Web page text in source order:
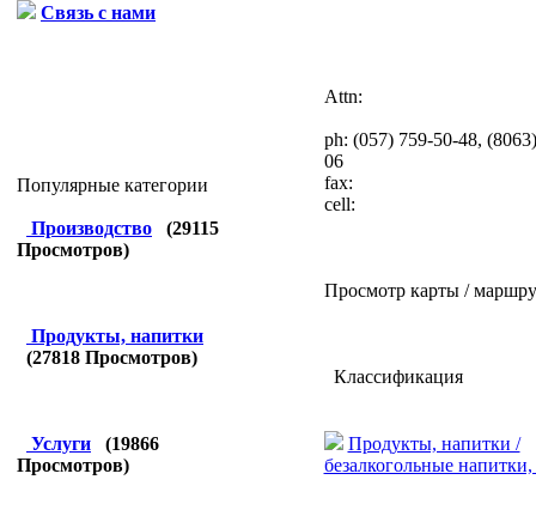
Связь с нами
Популярные категории
Производство (29115
Просмотров)
Продукты, напитки
(27818 Просмотров)
Услуги (19866
Просмотров)
Attn:
ph: (057) 759-50-48,
06
fax:
cell:
Просмотр карты /
Классификация
Продукты, напитки /
безалкогольные